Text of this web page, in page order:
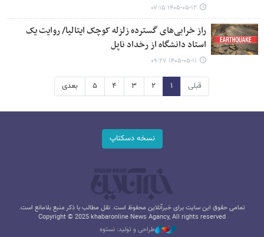
۱۴۰۵-۰۵-۱۲ ۰۷:۱۵
راز خرابی‌های گسترده زلزله کوچک ایتالیا/ روایت یک
استاد دانشگاه از رخداد ناپل
۱۴۰۵-۰۵-۱۱ ۰۹:۲۷
قبلی ۱ ۲ ۳ ۴ ۵ بعدی
نسخه دسکتاپ
تمامی حقوق این سایت برای خبرآنلاین محفوظ است. نقل مطالب با ذکر منبع بلامانع است.
Copyright © 2025 khabaronline News Agancy, All rights reserved
طراحی و تولید: نستوه